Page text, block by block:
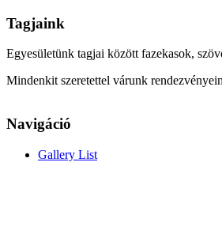
Tagjaink
Egyesületünk tagjai között fazekasok,
Mindenkit szeretettel várunk
Navigáció
Gallery List